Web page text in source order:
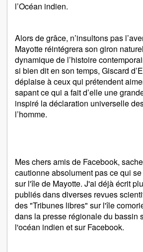
l’Océan indien.
Alors de grâce, n’insultons pas
Mayotte réintégrera son giron
dynamique de l’histoire
si bien dit en son temps, Giscard
déplaise à ceux qui prétendent
sapant ce qui a fait d’elle une
inspiré la déclaration universelle
l’homme.
Mes chers amis de Facebook,
cautionne absolument pas ce qui
sur l'île de Mayotte. J'ai déjà écrit
publiés dans diverses revues
des "Tribunes libres" sur l'île
dans la presse régionale du bassin
l'océan indien et sur Facebook.